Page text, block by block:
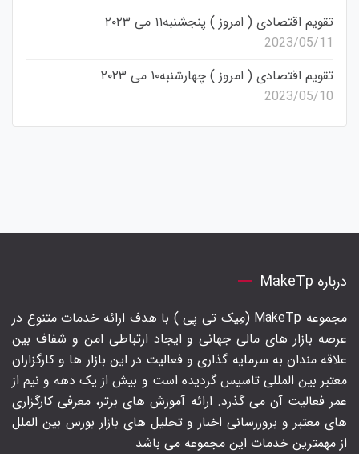
تقویم اقتصادی ( امروز ) پنجشنبه۱۱ می ۲۰۲۳
2023/05/11
تقویم اقتصادی ( امروز ) چهارشنبه۱۰ می ۲۰۲۳
2023/05/10
درباره MakeTp
مجموعه MakeTp (مِیک تی پی ) با هدف ارائه خدمات متنوع در
عرصه بازار های مالی جهانی و ایجاد ارتباطی امن و شفاف بین
علاقه مندان به سرمایه گذاری و فعالیت در این بازار ها و کارگزاران
معتبر بین المللی تاسیس گردیده است و بیش از یک دهه و نیم از
عمر فعالیت آن می گذرد. ارائه آموزش های برتر‍، معرفی کارگزاری
های معتبر و بروزرسانی اخبار و تحلیل های بازار بورس بین الملل
از مهمترین خدمات این مجموعه می باشد